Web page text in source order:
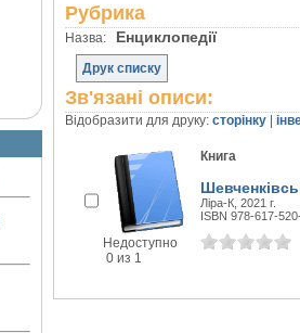
Рубрика
Назва: Енциклопедії
Друк списку
Зв'язані описи:
Відобразити для друку: сторінку
Недоступно
0 из 1
Книга
Ліра-К, 2021 г.
ISBN 978-617-